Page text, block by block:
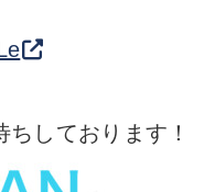
しております！